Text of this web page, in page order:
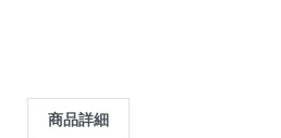
商品詳細